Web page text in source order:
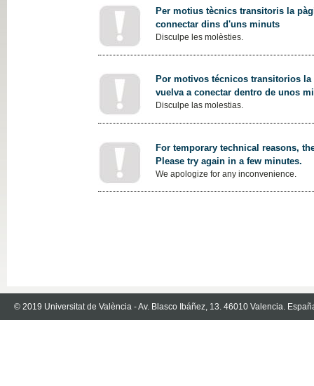
Per motius tècnics transitoris la
connectar dins d'uns minuts
Disculpe les molèsties.
Por motivos técnicos transitorios
vuelva a conectar dentro de unos
Disculpe las molestias.
For temporary technical reasons,
Please try again in a few minutes.
We apologize for any inconvenience.
© 2019 Universitat de València - Av. Blasco Ibáñez, 13. 46010 Valencia.